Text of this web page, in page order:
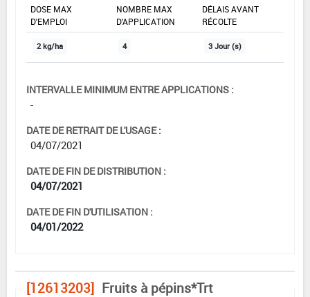
DOSE MAX
D'EMPLOI
NOMBRE MAX
D'APPLICATION
DÉLAIS AVANT
RÉCOLTE
2 kg/ha 4 3 Jour (s)
INTERVALLE MINIMUM ENTRE APPLICATIONS :
-
DATE DE RETRAIT DE L'USAGE :
04/07/2021
DATE DE FIN DE DISTRIBUTION :
04/07/2021
DATE DE FIN D'UTILISATION :
04/01/2022
[12613203] Fruits à pépins*Trt